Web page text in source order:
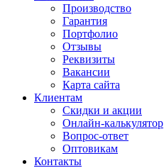
Производство
Гарантия
Портфолио
Отзывы
Реквизиты
Вакансии
Карта сайта
Клиентам
Скидки и акции
Онлайн-калькулятор
Вопрос-ответ
Оптовикам
Контакты